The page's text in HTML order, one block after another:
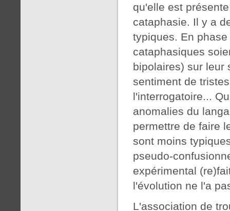
qu'elle est
cataphasie. Il y a
typiques. En
cataphasiques
bipolaires) sur leur
sentiment de
l'interrogatoire...
anomalies du
permettre de faire
sont moins
pseudo-
expérimental
l'évolution ne l'a
L'association de